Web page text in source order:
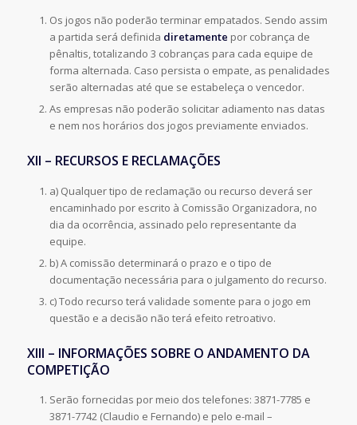
Os jogos não poderão terminar empatados. Sendo assim
a partida será definida diretamente por cobrança de
pênaltis, totalizando 3 cobranças para cada equipe de
forma alternada. Caso persista o empate, as penalidades
serão alternadas até que se estabeleça o vencedor.
As empresas não poderão solicitar adiamento nas datas
e nem nos horários dos jogos previamente enviados.
XII – RECURSOS E RECLAMAÇÕES
a) Qualquer tipo de reclamação ou recurso deverá ser
encaminhado por escrito à Comissão Organizadora, no
dia da ocorrência, assinado pelo representante da
equipe.
b) A comissão determinará o prazo e o tipo de
documentação necessária para o julgamento do recurso.
c) Todo recurso terá validade somente para o jogo em
questão e a decisão não terá efeito retroativo.
XIII – INFORMAÇÕES SOBRE O ANDAMENTO DA
COMPETIÇÃO
Serão fornecidas por meio dos telefones: 3871-7785 e
3871-7742 (Claudio e Fernando) e pelo e-mail –